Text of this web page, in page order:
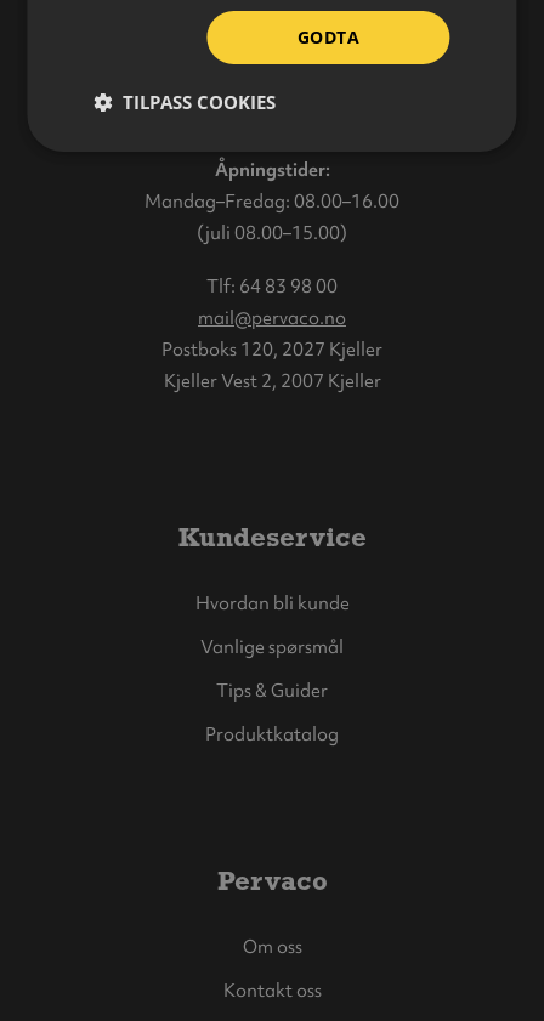
Varehus
Åpningstider:
Mandag–Fredag: 08.00–16.00
(juli 08.00–15.00)
Tlf: 64 83 98 00
mail@pervaco.no
Postboks 120, 2027 Kjeller
Kjeller Vest 2, 2007 Kjeller
Kundeservice
Hvordan bli kunde
Vanlige spørsmål
Tips & Guider
Produktkatalog
Pervaco
Om oss
Kontakt oss
GODTA
TILPASS COOKIES